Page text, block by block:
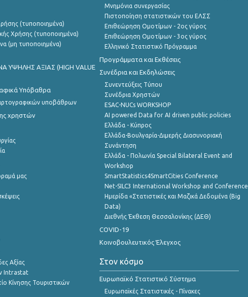
(τυποποιημένα)
Χρήσης (τυποποιημένα)
(μη τυποποιημένα)
ΥΨΗΛΗΣ ΑΞΙΑΣ (HIGH VALUE
Υπόβαθρα
υποβάθρων
χρηστών
μας
Αξίας
Intrastat
Κίνησης Τουριστικών
Μνημόνια συνεργασίας
Πιστοποίηση στατιστικών του ΕΛΣΣ
Επιθεώρηση Ομοτίμων - 2ος γύρος
Επιθεώρηση Ομοτίμων - 3ος γύρος
Ελληνικό Στατιστικό Πρόγραμμα
Προγράμματα και Εκθέσεις
Συνέδρια και Εκδηλώσεις
Συνεντεύξεις Τύπου
Συνέδρια Χρηστών
ESAC-NUCs WORKSHOP
AI powered Data for AI driven public policies
Ελλάδα - Κύπρος
Ελλάδα-Βουλγαρία-Διμερής Διασυνοριακή
Συνάντηση
Ελλάδα - Πολωνία Special Bilateral Event and
Workshop
SmartStatistics4SmartCities Conference
Net-SILC3 International Workshop and Conference
Ημερίδα «Στατιστικές και Μαζικά Δεδομένα (Big
Data)
Διεθνής Έκθεση Θεσσαλονίκης (ΔΕΘ)
COVID-19
Κοινοβουλευτικός Έλεγχος
Στον κόσμο
Ευρωπαϊκό Στατιστικό Σύστημα
Ευρωπαϊκές Στατιστικές - Πίνακες